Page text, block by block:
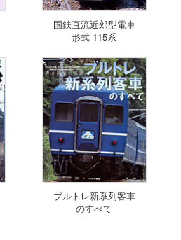
国鉄直流近郊型電車
形式 115系
ブルトレ新系列客車
のすべて